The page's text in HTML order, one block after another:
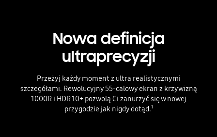
Nowa definicja
ultraprecyzji
Przeżyj każdy moment z ultra realistycznymi
szczegółami. Rewolucyjny 55-calowy ekran z krzywizną
1000R i HDR 10+ pozwolą Ci zanurzyć się w nowej
przygodzie jak nigdy dotąd.1